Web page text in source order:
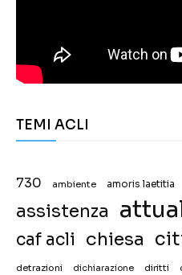
TEMI ACLI
730 ambiente amoris laetitia
assistenza
caf acli chiesa
detrazioni dichiarazione diritti